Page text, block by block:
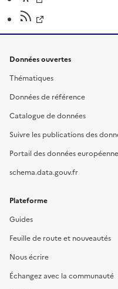
Données ouvertes
Thématiques
Données de référence
Catalogue de données
Suivre les publications des
Portail des données
schema.data.gouv.fr
Plateforme
Guides
Feuille de route et nouveautés
Nous écrire
Échangez avec la communauté